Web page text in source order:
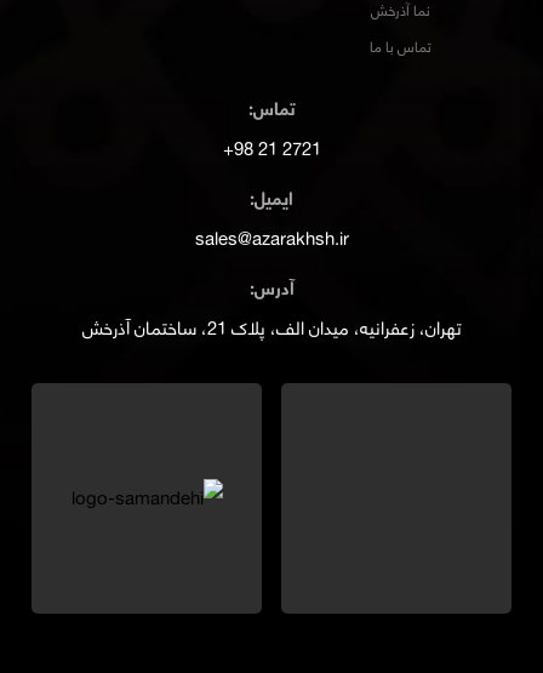
نما آذرخش
تماس با ما
تماس:
2721 21 98+
ایمیل:
sales@azarakhsh.ir
آدرس:
تهران، زعفرانیه، میدان الف، پلاک 21، ساختمان آذرخش